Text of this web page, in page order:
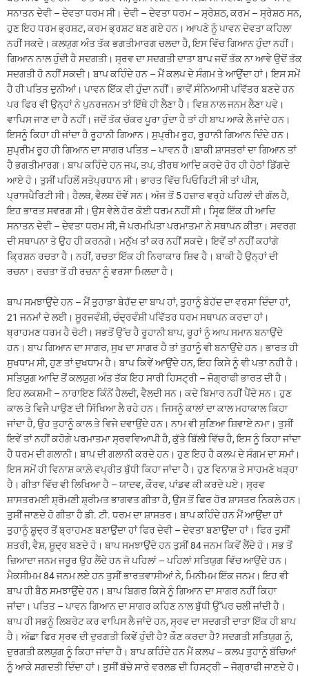
ਸਨਾਤਨ ਦੇਵੀ – ਦੇਵਤਾ ਧਰਮ ਸੀ। ਦੇਵੀ – ਦੇਵਤਾ ਧਰਮ – ਸ੍ਰੇਸ਼ਠ, ਕਰਮ – ਸ੍ਰੇਸ਼ਠ ਸਨ,
ਹੁਣ ਇਹ ਧਰਮ ਭ੍ਰਸ਼ਟ, ਕਰਮ ਭ੍ਰਸ਼ਟ ਬਣ ਗਏ ਹਨ। ਆਪਣੇ ਨੂੰ ਪਾਵਨ ਦੇਵਤਾ ਕਹਿਲਾ
ਨਹੀਂ ਸਕਦੇ। ਕਲਯੁਗ ਅੰਤ ਤੱਕ ਭਗਤੀਮਾਰਗ ਚਲਦਾ ਹੈ, ਇਸ ਵਿੱਚ ਗਿਆਨ ਹੁੰਦਾ ਨਹੀਂ।
ਗਿਆਨ ਨਾਲ ਹੁੰਦੀ ਹੈ ਸਦਗਤੀ। ਸ੍ਰਵ ਦਾ ਸਦਗਤੀ ਦਾਤਾ ਬਾਪ ਜਦੋਂ ਤੱਕ ਨਾ ਆਵੇ ਉਦੋਂ ਤੱਕ
ਸਦਗਤੀ ਹੋ ਨਹੀਂ ਸਕਦੀ। ਬਾਪ ਕਹਿੰਦੇ ਹਨ – ਮੈਂ ਕਲਪ ਦੇ ਸੰਗਮ ਤੇ ਆਉਂਦਾ ਹਾਂ। ਇਸ ਸਮੇਂ
ਹੈ ਹੀ ਪਤਿਤ ਦੁਨੀਆਂ। ਪਾਵਨ ਇੱਕ ਵੀ ਹੁੰਦਾ ਨਹੀਂ। ਭਾਵੇਂ ਸੰਨਿਆਸੀ ਪਵਿੱਤਰ ਬਣਦੇ ਹਨ
ਪਰ ਫਿਰ ਵੀ ਉਨ੍ਹਾਂ ਨੇ ਪੁਨਰਜਨਮ ਤਾਂ ਇੱਥੇ ਹੀ ਲੈਣਾ ਹੈ। ਵਿਸ਼ ਨਾਲ ਜਨਮ ਲੈਣਾ ਪਵੇ।
ਵਾਪਿਸ ਜਾਣ ਦਾ ਹੈ ਨਹੀਂ। ਜਦੋਂ ਤੱਕ ਚੱਕਰ ਪੂਰਾ ਹੁੰਦਾ ਹੈ ਤਾਂ ਹੀ ਬਾਪ ਆਕੇ ਲੈ ਜਾਂਦੇ ਹਨ।
ਇਸਨੂੰ ਕਿਹਾ ਹੀ ਜਾਂਦਾ ਹੈ ਰੂਹਾਨੀ ਗਿਆਨ। ਸੁਪ੍ਰੀਮ ਰੂਹ, ਰੂਹਾਨੀ ਗਿਆਨ ਦਿੰਦੇ ਹਨ।
ਸੁਪ੍ਰੀਮ ਰੂਹ ਹੀ ਗਿਆਨ ਦਾ ਸਾਗਰ ਪਤਿਤ – ਪਾਵਨ ਹੈ।ਬਾਕੀ ਸ਼ਾਸਤਰਾਂ ਦਾ ਗਿਆਨ ਤਾਂ
ਹੈ ਭਗਤੀਮਾਰਗ। ਬਾਪ ਕਹਿੰਦੇ ਹਨ ਜਪ, ਤਪ, ਤੀਰਥ ਆਦਿ ਕਰਦੇ ਹੋਰ ਹੀ ਹੇਠਾਂ ਡਿੱਗਦੇ
ਆਏ ਹੋ। ਤੁਸੀਂ ਪਹਿਲੋਂ ਸਤੋਪ੍ਰਧਾਨ ਸੀ। ਭਾਰਤ ਵਿੱਚ ਪਿਓਰਿਟੀ ਸੀ ਤਾਂ ਪੀਸ,
ਪ੍ਰਾਸਪੈਰਿਟੀ ਸੀ। ਹੈਲਥ, ਵੈਲਥ ਦੋਵੇਂ ਸਨ। ਅੱਜ ਤੋਂ 5 ਹਜ਼ਾਰ ਵਰ੍ਹੇ ਪਹਿਲਾਂ ਦੀ ਗੱਲ ਹੈ,
ਇਹ ਭਾਰਤ ਸਵਰਗ ਸੀ। ਉਸ ਵੇਲੇ ਹੋਰ ਕੋਈ ਧਰਮ ਨਹੀਂ ਸੀ। ਸਿਰ੍ਫ ਇੱਕ ਹੀ ਆਦਿ
ਸਨਾਤਨ ਦੇਵੀ – ਦੇਵਤਾ ਧਰਮ ਸੀ, ਜੋ ਪਰਮਪਿਤਾ ਪਰਮਾਤਮਾ ਨੇ ਸਥਾਪਨ ਕੀਤਾ। ਸਵਰਗ
ਦੀ ਸਥਾਪਨਾ ਤੇ ਉਹ ਹੀ ਕਰਨਗੇ। ਮਨੁੱਖ ਤਾਂ ਕਰ ਨਹੀਂ ਸਕਦੇ। ਇਵੇਂ ਤਾਂ ਨਹੀਂ ਕਹਾਂਗੇ
ਕ੍ਰਿਸ਼ਨ ਰਚਤਾ ਹੈ। ਨਹੀਂ, ਰਚਤਾ ਇੱਕ ਹੀ ਨਿਰਾਕਾਰ ਸ਼ਿਵ ਹੈ। ਬਾਕੀ ਹੈ ਉਨ੍ਹਾਂ ਦੀ
ਰਚਨਾ। ਰਚਤਾ ਤੋਂ ਹੀ ਰਚਨਾ ਨੂੰ ਵਰਸਾ ਮਿਲਦਾ ਹੈ।
ਬਾਪ ਸਮਝਾਉਂਦੇ ਹਨ – ਮੈਂ ਤੁਹਾਡਾ ਬੇਹੱਦ ਦਾ ਬਾਪ ਹਾਂ, ਤੁਹਾਨੂੰ ਬੇਹੱਦ ਦਾ ਵਰਸਾ ਦਿੰਦਾ ਹਾਂ,
21 ਜਨਮਾਂ ਦੇ ਲਈ। ਸੂਰਜਵੰਸ਼ੀ, ਚੰਦ੍ਰਵੰਸ਼ੀ ਪਵਿੱਤਰ ਧਰਮ ਸਥਾਪਨ ਕਰਦਾ ਹਾਂ।
ਬ੍ਰਾਹਮਣ ਧਰਮ ਹੈ ਚੋਟੀ। ਸਭਤੋਂ ਉੱਚ ਹੈ ਰੂਹਾਨੀ ਬਾਪ, ਰੂਹਾਂ ਨੂੰ ਆਪ ਸਮਾਨ ਬਨਾਉਂਦੇ
ਹਨ। ਬਾਪ ਗਿਆਨ ਦਾ ਸਾਗਰ, ਸੁਖ ਦਾ ਸਾਗਰ ਹੈ ਤਾਂ ਤੁਹਾਨੂੰ ਵੀ ਬਨਾਉਂਦੇ ਹਨ। ਭਾਰਤ ਹੀ
ਸੁਖਧਾਮ ਸੀ, ਹੁਣ ਤਾਂ ਦੁਖਧਾਮ ਹੈ। ਬਾਪ ਕਿਵੇਂ ਆਉਂਦੇ ਹਨ, ਇਹ ਕਿਸੇ ਨੂੰ ਵੀ ਪਤਾ ਨਹੀ ਹੈ।
ਸਤਿਯੁਗ ਆਦਿ ਤੋਂ ਕਲਯੁਗ ਅੰਤ ਤੱਕ ਇਹ ਸਾਰੀ ਹਿਸਟ੍ਰੀ – ਜੋਗ੍ਰਾਫੀ ਭਾਰਤ ਦੀ ਹੈ।
ਇਹ ਲਕਸ਼ਮੀ – ਨਾਰਾਇਣ ਕਿੰਨੇਂ ਹੈਲਦੀ, ਵੈਲਦੀ ਸਨ। ਕਦੇ ਬਿਮਾਰ ਨਹੀਂ ਪੈਂਦੇ ਸਨ। ਹੁਣ
ਕਾਲ ਤੇ ਵਿਜੈ ਪਾਉਣ ਦੀ ਸਿੱਖਿਆ ਲੈ ਰਹੇ ਹਨ। ਜਿਸਨੂੰ ਕਾਲਾਂ ਦਾ ਕਾਲ ਮਹਾਕਾਲ ਕਿਹਾ
ਜਾਂਦਾ ਹੈ, ਉਹ ਤੁਹਾਨੂੰ ਕਾਲ ਤੇ ਵਿਜੇ ਦਵਾਉਂਦੇ ਹਨ। ਨਾਮ ਵੀ ਸੁਣਿਆ ਸ਼ਿਵਾਏ ਨਮਾ। ਤੁਸੀਂ
ਇਵੇਂ ਤਾਂ ਨਹੀਂ ਕਹੋਗੇ ਪਰਮਾਤਮਾ ਸ੍ਰਵਵਿਆਪੀ ਹੈ, ਕੁੱਤੇ ਬਿੱਲੀ ਵਿੱਚ ਹੈ, ਇਸ ਨੂੰ ਕਿਹਾ ਜਾਂਦਾ
ਹੈ ਧਰਮ ਦੀ ਗਲਾਨੀ। ਬਾਪ ਦੀ ਗਲਾਨੀ ਕਰਦੇ ਹਨ। ਹੁਣ ਇਹ ਹੈ ਕਲਪ ਦੇ ਸੰਗਮ ਦਾ ਸਮਾਂ।
ਇਸ ਸਮੇਂ ਹੀ ਵਿਨਾਸ਼ ਕਾਲ਼ੇ ਵਪ੍ਰੀਤ ਬੁੱਧੀ ਕਿਹਾ ਜਾਂਦਾ ਹੈ। ਹੁਣ ਵਿਨਾਸ਼ ਤੇ ਸਾਹਮਣੇ ਖੜ੍ਹਾ
ਹੈ। ਗੀਤਾ ਵਿੱਚ ਵੀ ਲਿਖਿਆ ਹੈ – ਯਾਦਵ, ਕੌਰਵ, ਪਾਂਡਵ ਕੀ ਕਰਦੇ ਪਏ। ਸ੍ਰਵ
ਸ਼ਾਸਤਰਮਈ ਸ਼੍ਰੋਮਣੀ ਸ਼੍ਰੀਮਤ ਭਾਗਵਤ ਗੀਤਾ ਹੈ, ਉਸ ਤੋਂ ਫਿਰ ਹੋਰ ਸ਼ਾਸਤਰ ਨਿਕਲੇ ਹਨ।
ਤੁਸੀਂ ਜਾਣਦੇ ਹੋ ਗੀਤਾ ਹੈ ਡੀ. ਟੀ. ਧਰਮ ਦਾ ਸ਼ਾਸਤਰ। ਬਾਪ ਕਹਿੰਦੇ ਹਨ ਮੈਂ ਆਉਂਦਾ ਹਾਂ
ਤੁਹਾਨੂੰ ਸ਼ੂਦ੍ਰ ਤੋਂ ਬ੍ਰਾਹਮਣ ਬਣਾਉਂਦਾ ਹਾਂ ਫਿਰ ਦੇਵੀ – ਦੇਵਤਾ ਬਣਾਉਂਦਾ ਹਾਂ। ਫਿਰ ਤੁਸੀਂ
ਸ਼ਤਰੀ, ਵੈਸ਼, ਸ਼ੂਦ੍ਰ ਬਣਦੇ ਹੋ। ਬਾਪ ਸਮਝਾਉਂਦੇ ਹਨ ਤੁਸੀਂ 84 ਜਨਮ ਕਿਵੇਂ ਲੈਂਦੇ ਹੋ। ਸਭ ਤੋਂ
ਜ਼ਿਆਦਾ ਜਨਮ ਜਰੂਰ ਉਹ ਲੈਂਦੇ ਹਨ ਜੋ ਪਹਿਲਾਂ – ਪਹਿਲਾਂ ਸਤਿਯੁਗ ਵਿੱਚ ਆਉਂਦੇ ਹਨ।
ਮੈਕਸੀਮਮ 84 ਜਨਮ ਲਏ ਹਨ ਤੁਸੀਂ ਭਾਰਤਵਾਸੀਆਂ ਨੇ, ਮਿਨੀਮਮ ਇੱਕ ਜਨਮ। ਇਹ ਵੀ
ਬਾਪ ਹੀ ਬੈਠ ਸਮਝਾਉਂਦੇ ਹਨ। ਬਾਪ ਬਿਗਰ ਕਿਸੇ ਨੂੰ ਗਿਆਨ ਦਾ ਸਾਗਰ ਨਹੀਂ ਕਿਹਾ
ਜਾਂਦਾ। ਪਤਿਤ – ਪਾਵਨ ਗਿਆਨ ਦਾ ਸਾਗਰ ਕਹਿਣ ਨਾਲ ਬੁੱਧੀ ਉੱਪਰ ਚਲੀ ਜਾਂਦੀ ਹੈ।
ਬਾਪ ਹੀ ਸਭਨੂੰ ਲਿਬਰੇਟ ਕਰ ਵਾਪਿਸ ਲੈ ਜਾਂਦੇ ਹਨ, ਸ੍ਰਵ ਦਾ ਸਦਗਤੀ ਦਾਤਾ ਇੱਕ ਹੀ ਬਾਪ
ਹੈ। ਅੱਛਾ ਫਿਰ ਸ੍ਰਵ ਦੀ ਦੁਰਗਤੀ ਕਿਵੇਂ ਹੁੰਦੀ ਹੈ? ਕੌਣ ਕਰਦਾ ਹੈ? ਸਦਗਤੀ ਸਤਿਯੁਗ ਨੂੰ,
ਦੁਰਗਤੀ ਕਲਯੁਗ ਨੂੰ ਕਿਹਾ ਜਾਂਦਾ ਹੈ। ਬਾਪ ਕਹਿੰਦੇ ਹਨ ਮੈਂ ਕਲਪ – ਕਲਪ ਤੁਹਾਨੂੰ ਬੱਚਿਆਂ
ਨੂੰ ਆਕੇ ਸਗਦਤੀ ਦਿੰਦਾ ਹਾਂ। ਤੁਸੀਂ ਬੱਚੇ ਸਾਰੇ ਵਰਲਡ ਦੀ ਹਿਸਟ੍ਰੀ – ਜੋਗ੍ਰਾਫੀ ਜਾਣਦੇ ਹੋ।